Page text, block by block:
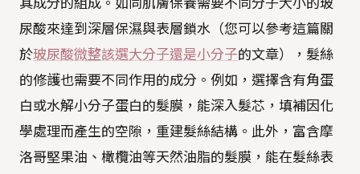
其成分的組成。如同肌膚保養需要不同分子大小的玻
尿酸來達到深層保濕與表層鎖水（您可以參考這篇關
於玻尿酸微整該選大分子還是小分子的文章），髮絲
的修護也需要不同作用的成分。例如，選擇含有角蛋
白或水解小分子蛋白的髮膜，能深入髮芯，填補因化
學處理而產生的空隙，重建髮絲結構。此外，富含摩
洛哥堅果油、橄欖油等天然油脂的髮膜，能在髮絲表